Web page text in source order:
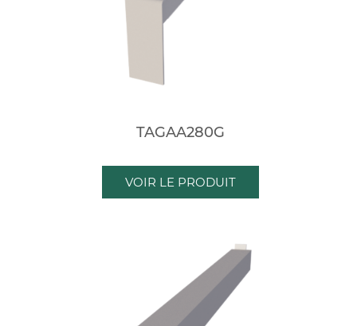
TAGAA280G
VOIR LE PRODUIT